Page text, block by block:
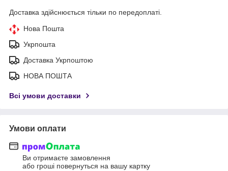
Доставка здійснюється тільки по передоплаті.
Нова Пошта
Укрпошта
Доставка Укрпоштою
НОВА ПОШТА
Всі умови доставки
Умови оплати
Ви отримаєте замовлення
або гроші повернуться на вашу картку